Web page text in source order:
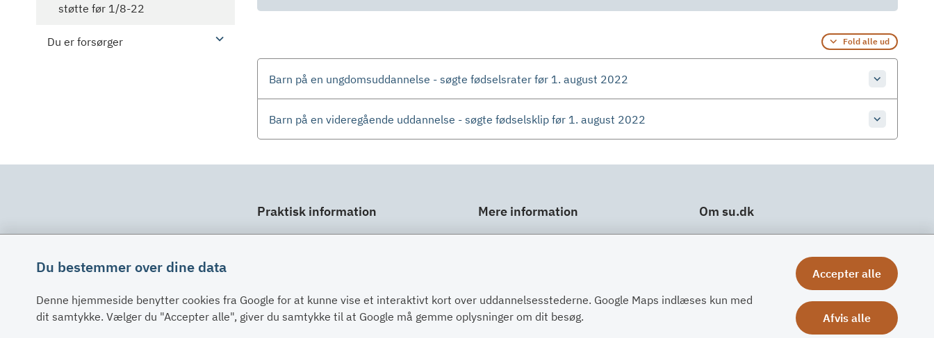
støtte før 1/8-22
Du er forsørger Fold alle ud
Barn på en ungdomsuddannelse - søgte fødselsrater før 1. august 2022
Barn på en videregående uddannelse - søgte fødselsklip før 1. august 2022
Praktisk information
Dit ansvar
Digital Post
Mere information
Links
Kontakt
Om su.dk
Tilgængelighedserklæring
Du bestemmer over dine data
Denne hjemmeside benytter cookies fra Google for at kunne vise et interaktivt kort over uddannelsesstederne. Google Maps indlæses kun med
dit samtykke. Vælger du "Accepter alle", giver du samtykke til at Google må gemme oplysninger om dit besøg.
Accepter alle
Afvis alle